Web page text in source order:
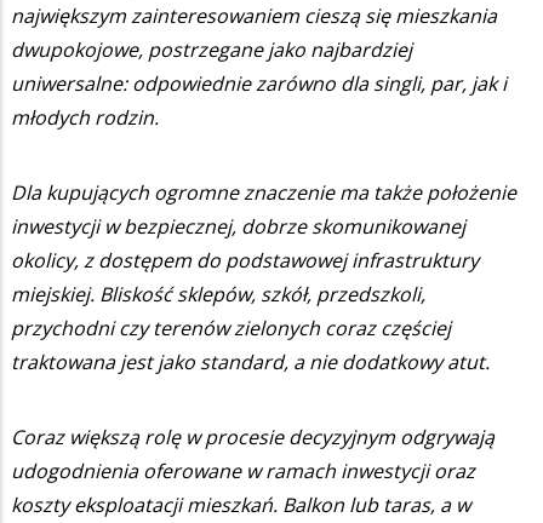
największym zainteresowaniem cieszą się mieszkania
dwupokojowe, postrzegane jako najbardziej
uniwersalne: odpowiednie zarówno dla singli, par, jak i
młodych rodzin.
Dla kupujących ogromne znaczenie ma także położenie
inwestycji w bezpiecznej, dobrze skomunikowanej
okolicy, z dostępem do podstawowej infrastruktury
miejskiej. Bliskość sklepów, szkół, przedszkoli,
przychodni czy terenów zielonych coraz częściej
traktowana jest jako standard, a nie dodatkowy atut.
Coraz większą rolę w procesie decyzyjnym odgrywają
udogodnienia oferowane w ramach inwestycji oraz
koszty eksploatacji mieszkań. Balkon lub taras, a w